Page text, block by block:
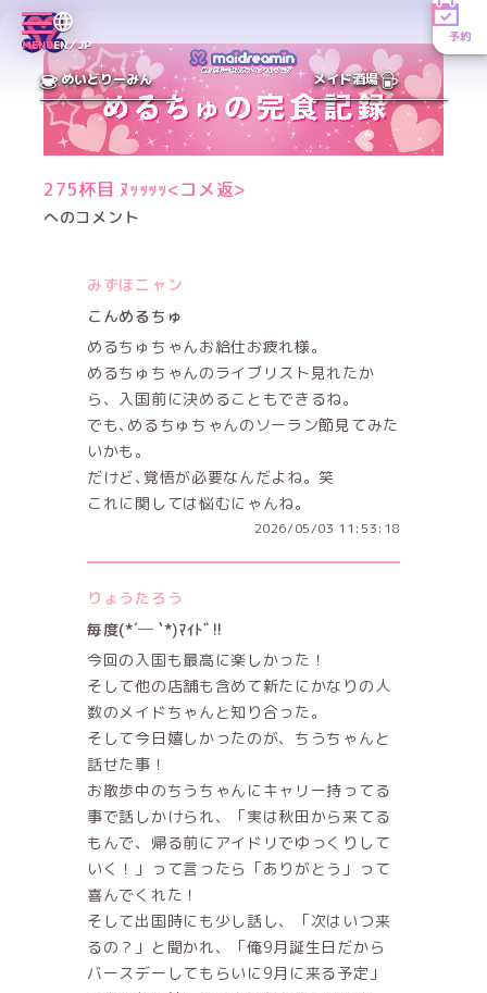
MENUEN／JP
予約
めいどりーみん メイド酒場
275杯目 ﾇｯｯｯｯ<コメ返>
へのコメント
みずほニャン
こんめるちゅ
めるちゅちゃんお給仕お疲れ様。
めるちゅちゃんのライブリスト見れたか
ら、入国前に決めることもできるね。
でも､めるちゅちゃんのソーラン節見てみた
いかも。
だけど､覚悟が必要なんだよね。笑
これに関しては悩むにゃんね。
2026/05/03 11:53:18
りょうたろう
毎度(*´─ `*)ﾏｲﾄﾞ!!
今回の入国も最高に楽しかった！
そして他の店舗も含めて新たにかなりの人
数のメイドちゃんと知り合った。
そして今日嬉しかったのが、ちうちゃんと
話せた事！
お散歩中のちうちゃんにキャリー持ってる
事で話しかけられ、「実は秋田から来てる
もんで、帰る前にアイドリでゆっくりして
いく！」って言ったら「ありがとう」って
喜んでくれた！
そして出国時にも少し話し、「次はいつ来
るの？」と聞かれ、「俺9月誕生日だから
バースデーしてもらいに9月に来る予定」